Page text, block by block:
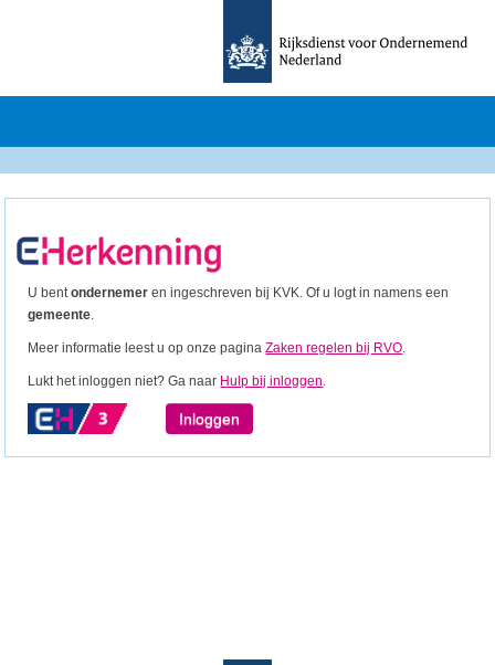
U bentondernemer en ingeschreven bij KVK. Of u logt in namens een
gemeente.
Meer informatie leest u op onze paginaZaken regelen bij RVO.
Lukt het inloggen niet? Ga naar Hulp bij inloggen.
Inloggen